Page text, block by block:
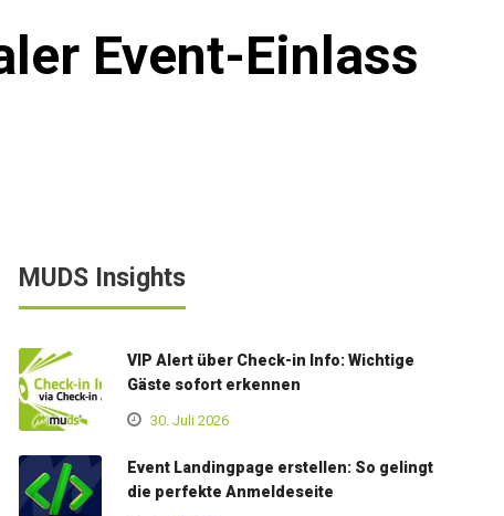
Event-Einlass
MUDS Insights
VIP Alert über Check-in Info: Wichtige
Gäste sofort erkennen
30. Juli 2026
Event Landingpage erstellen: So gelingt
die perfekte Anmeldeseite